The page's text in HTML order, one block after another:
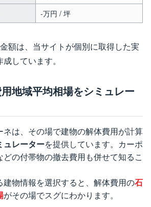
-万円 / 坪
額は、当サイトが個別に取得した実
しています。
地域平均相場をシミュレー
は、その場で建物の解体費用が計算
ュレーターを提供しています。カーポ
の付帯物の撤去費用も併せて知るこ
物情報を選択すると、解体費用の石
がその場でスグにわかります。